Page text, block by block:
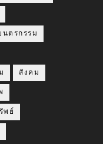
นตรกรรม
สังคม
พย์